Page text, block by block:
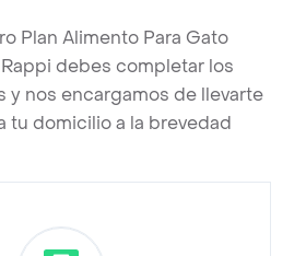
Plan Alimento Para Gato
debes completar los
y nos encargamos de llevarte
tu domicilio a la brevedad